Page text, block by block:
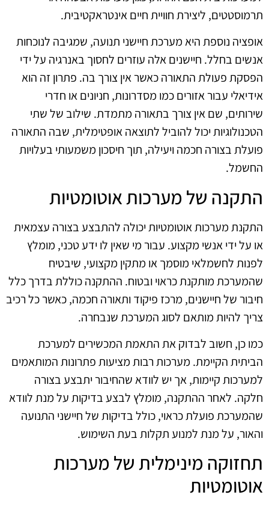
תרמוסטטים, ליצירת חוויית חיים אינטראקטיבית.
אופציה נוספת היא מערכת חיישני תנועה, שמגיבה לנוכחות
אנשים בחלל. חיישנים אלה עוזרים לחסוך באנרגיה על ידי
הפסקת פעולת התאורה כאשר אין צורך בה. פתרון זה הוא
אידיאלי עבור אזורים כמו מסדרונות, חניונים או חדרי
שירותים, שם אין צורך בתאורה מתמדת. שילוב של שתי
הטכנולוגיות יכול להוביל לתוצאה אופטימלית, שבה התאורה
פועלת בצורה חכמה ויעילה, תוך חיסכון משמעותי בעלויות
החשמל.
התקנה של מערכות אוטומטיות
התקנת מערכות אוטומטיות יכולה להתבצע בצורה עצמאית
או על ידי אנשי מקצוע. עבור מי שאין לו ידע טכני, מומלץ
לפנות לחשמלאי מוסמך או מתקין מקצועי, שיבטיח
שהמערכת מותקנת כראוי ובטוח. ההתקנה כוללת בדרך כלל
חיבור של חיישנים, מרכז פיקוד ותאורה חכמה, כאשר כל רכיב
צריך להיות מותאם לסוג המערכת שנבחרה.
כמו כן, חשוב לבדוק את התאמת המכשירים למערכת
הביתית הקיימת. מערכות רבות מציעות פתרונות המותאמים
למערכות קיימות, אך יש לוודא שהחיבור יתבצע בצורה
חלקה. לאחר ההתקנה, מומלץ לבצע בדיקות על מנת לוודא
שהמערכת פועלת כראוי, כולל בדיקות של חיישני התנועה
והאור, על מנת למנוע תקלות בעת השימוש.
תחזוקה מינימלית של מערכות
אוטומטיות